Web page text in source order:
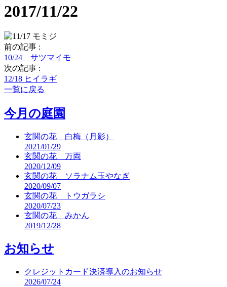
2017/11/22
前の記事 :
10/24 サツマイモ
次の記事 :
12/18 ヒイラギ
一覧に戻る
今月の庭園
玄関の花 白梅（月影）
2021/01/29
玄関の花 万両
2020/12/09
玄関の花 ソラナム玉やなぎ
2020/09/07
玄関の花 トウガラシ
2020/07/23
玄関の花 みかん
2019/12/28
お知らせ
クレジットカード決済導入のお知らせ
2026/07/24